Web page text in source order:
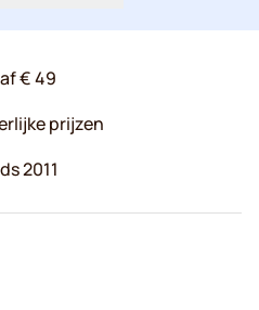
€ 49
prijzen
2011